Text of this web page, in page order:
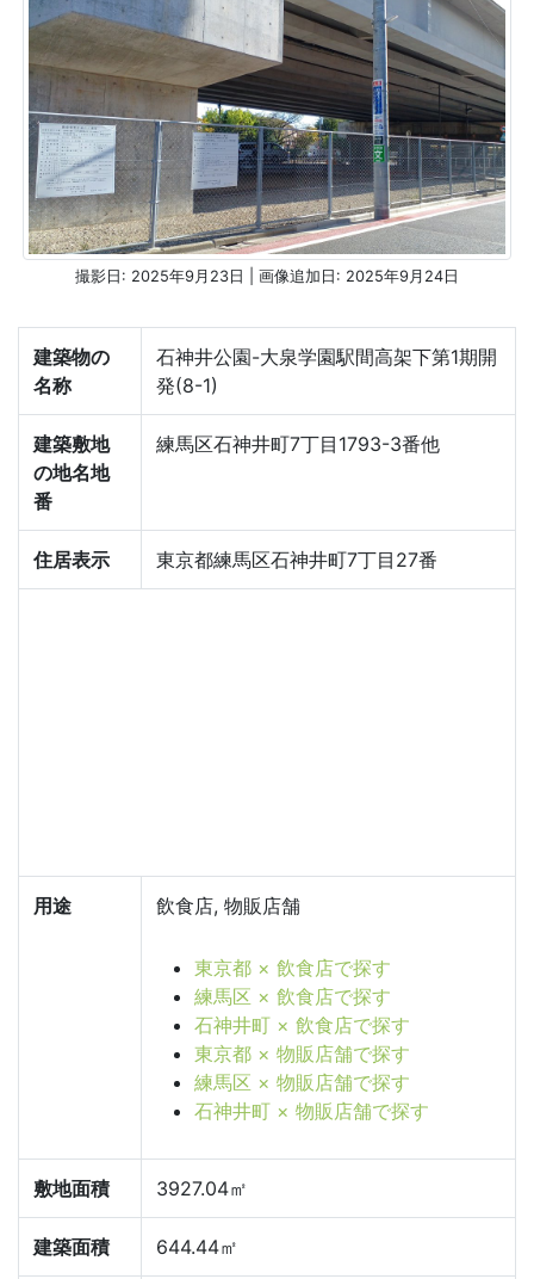
撮影日: 2025年9月23日 | 画像追加日: 2025年9月24日
建築物の
名称
石神井公園-大泉学園駅間高架下第1期開
発(8-1)
建築敷地
の地名地
番
練馬区石神井町7丁目1793-3番他
住居表示 東京都練馬区石神井町7丁目27番
用途 飲食店, 物販店舗
東京都 × 飲食店で探す
練馬区 × 飲食店で探す
石神井町 × 飲食店で探す
東京都 × 物販店舗で探す
練馬区 × 物販店舗で探す
石神井町 × 物販店舗で探す
敷地面積 3927.04㎡
建築面積 644.44㎡